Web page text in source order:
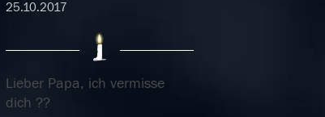
25.10.2017
Lieber Papa, ich vermisse
dich ??